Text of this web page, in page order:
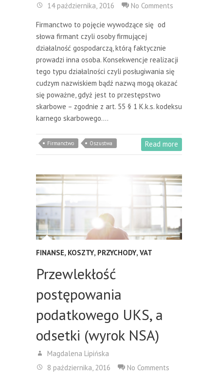
14 października, 2016
No Comments
Firmanctwo to pojęcie wywodzące się od
słowa firmant czyli osoby firmującej
działalność gospodarczą, którą faktycznie
prowadzi inna osoba. Konsekwencje realizacji
tego typu działalności czyli posługiwania się
cudzym nazwiskiem bądź nazwą mogą okazać
się poważne, gdyż jest to przestępstwo
skarbowe – zgodnie z art. 55 § 1 K.k.s. kodeksu
karnego skarbowego.…
Firmanctwo Oszustwa Read more
FINANSE, KOSZTY, PRZYCHODY, VAT
Przewlekłość
postępowania
podatkowego UKS, a
odsetki (wyrok NSA)
Magdalena Lipińska
8 października, 2016
No Comments